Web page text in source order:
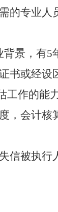
的专业人
景，有5
书或经设
作的能力
，会计核
信被执行